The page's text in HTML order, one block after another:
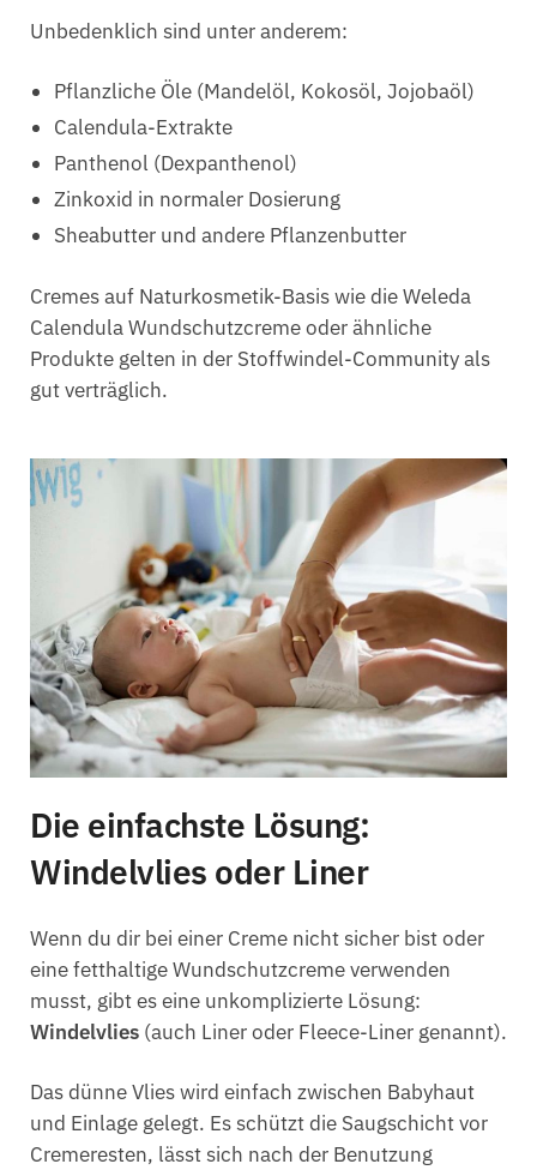
Unbedenklich sind unter anderem:
Pflanzliche Öle (Mandelöl, Kokosöl, Jojobaöl)
Calendula-Extrakte
Panthenol (Dexpanthenol)
Zinkoxid in normaler Dosierung
Sheabutter und andere Pflanzenbutter
Cremes auf Naturkosmetik-Basis wie die Weleda
Calendula Wundschutzcreme oder ähnliche
Produkte gelten in der Stoffwindel-Community als
gut verträglich.
Die einfachste Lösung:
Windelvlies oder Liner
Wenn du dir bei einer Creme nicht sicher bist oder
eine fetthaltige Wundschutzcreme verwenden
musst, gibt es eine unkomplizierte Lösung:
Windelvlies (auch Liner oder Fleece-Liner genannt).
Das dünne Vlies wird einfach zwischen Babyhaut
und Einlage gelegt. Es schützt die Saugschicht vor
Cremeresten, lässt sich nach der Benutzung